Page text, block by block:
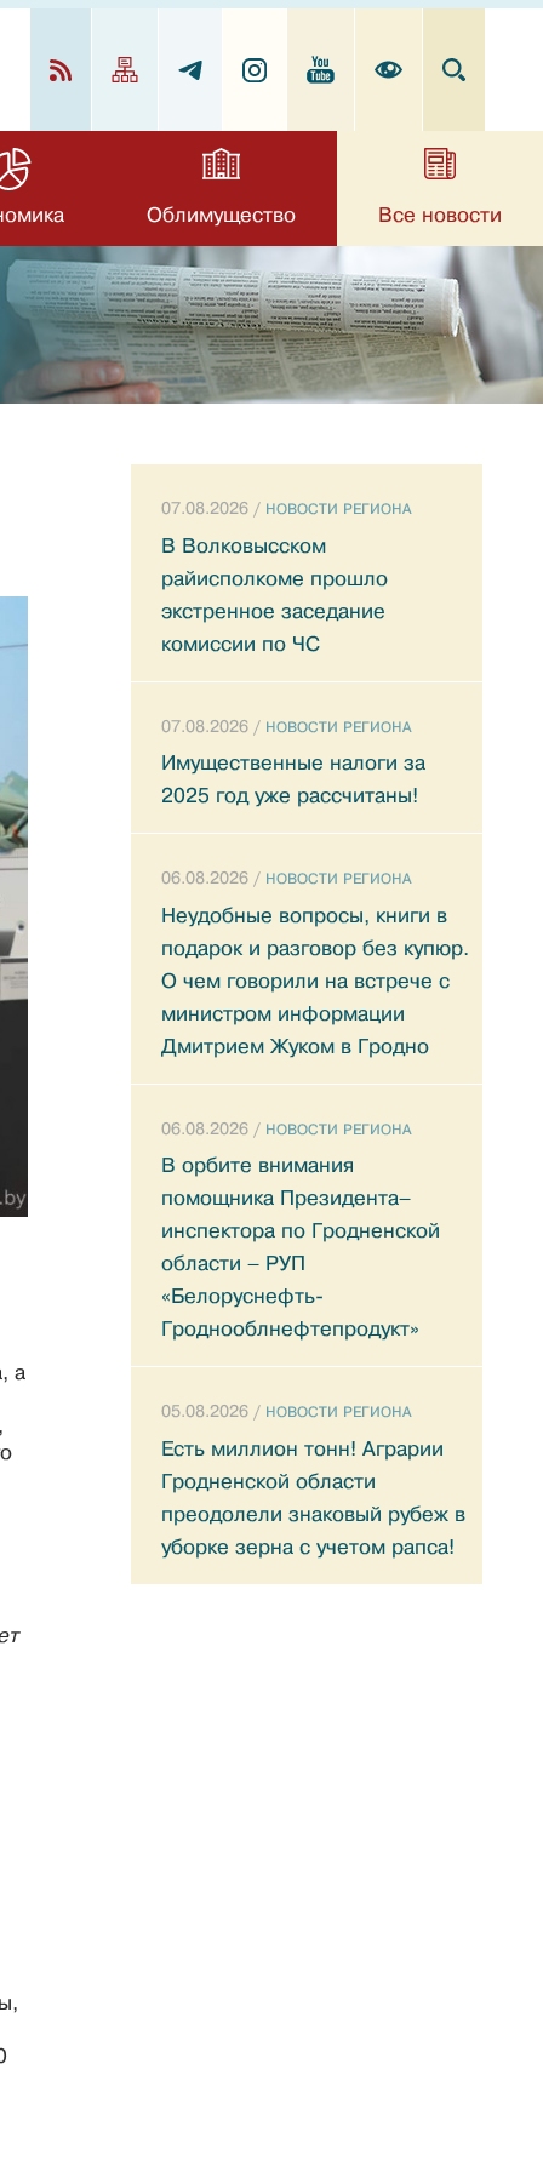
Облимущество Все новости
а
07.08.2026 / НОВОСТИ РЕГИОНА
В Волковысском
райисполкоме прошло
экстренное заседание
комиссии по ЧС
07.08.2026 / НОВОСТИ РЕГИОНА
Имущественные налоги за
2025 год уже рассчитаны!
06.08.2026 / НОВОСТИ РЕГИОНА
Неудобные вопросы, книги в
подарок и разговор без купюр.
О чем говорили на встрече с
министром информации
Дмитрием Жуком в Гродно
06.08.2026 / НОВОСТИ РЕГИОНА
В орбите внимания
помощника Президента–
инспектора по Гродненской
области – РУП
«Белоруснефть-
Гроднооблнефтепродукт»
05.08.2026 / НОВОСТИ РЕГИОНА
Есть миллион тонн! Аграрии
Гродненской области
преодолели знаковый рубеж в
уборке зерна с учетом рапса!